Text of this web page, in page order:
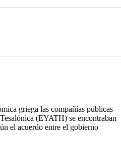
griega las compañías públicas
(EYATH) se encontraban
el acuerdo entre el gobierno